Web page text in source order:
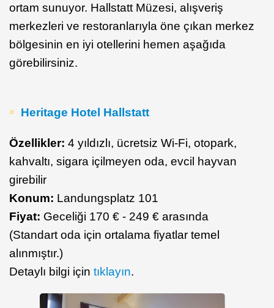
ortam sunuyor. Hallstatt Müzesi, alışveriş
merkezleri ve restoranlarıyla öne çıkan merkez
bölgesinin en iyi otellerini hemen aşağıda
görebilirsiniz.
Heritage Hotel Hallstatt
Özellikler: 4 yıldızlı, ücretsiz Wi-Fi, otopark,
kahvaltı, sigara içilmeyen oda, evcil hayvan
girebilir
Konum: Landungsplatz 101
Fiyat: Geceliği 170 € - 249 € arasında
(Standart oda için ortalama fiyatlar temel
alınmıştır.)
Detaylı bilgi için tıklayın.